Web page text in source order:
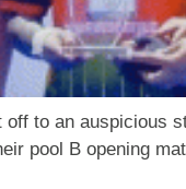
to an auspicious
pool B opening